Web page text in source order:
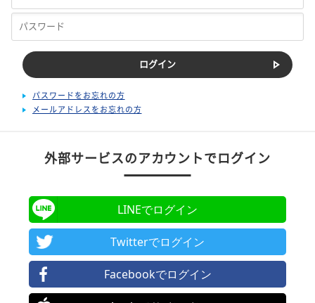
パスワードをお忘れの方
メールアドレスをお忘れの方
外部サービスのアカウントでログイン
LINEでログイン
Twitterでログイン
Facebookでログイン